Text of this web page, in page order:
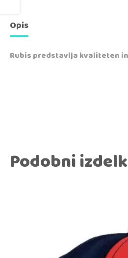
Opis
Rubis predstavlja kvaliteten
Podobni